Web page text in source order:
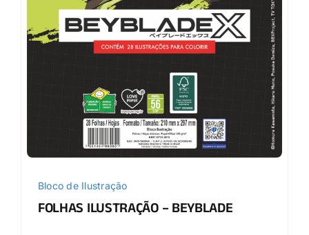
Bloco de Ilustração
FOLHAS ILUSTRAÇÃO – BEYBLADE